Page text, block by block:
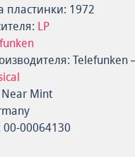
пластинки: 1972
LP
Telefunken
Mint
00-00064130